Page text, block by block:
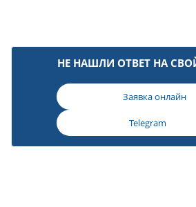
НЕ НАШЛИ ОТВЕТ НА
Заявка онлайн
Telegram